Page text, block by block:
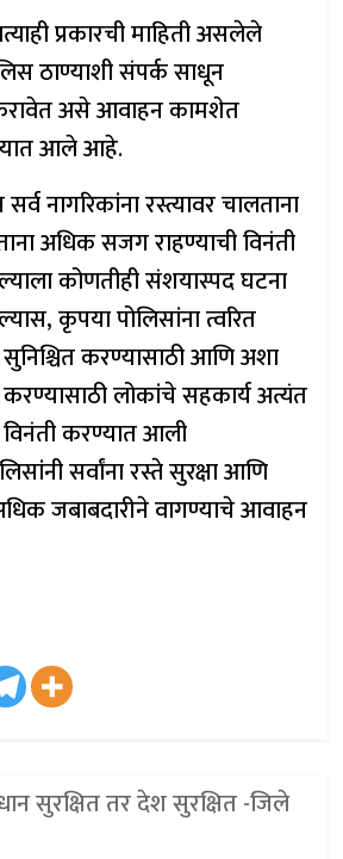
प्रकारची माहिती असलेले
ठाण्याशी संपर्क साधून
असे आवाहन कामशेत
आले आहे.
नागरिकांना रस्त्यावर चालताना
अधिक सजग राहण्याची विनंती
कोणतीही संशयास्पद घटना
कृपया पोलिसांना त्वरित
करण्यासाठी आणि अशा
करण्यासाठी लोकांचे सहकार्य अत्यंत
करण्यात आली
सर्वांना रस्ते सुरक्षा आणि
जबाबदारीने वागण्याचे आवाहन
सुरक्षित तर देश सुरक्षित -जिले